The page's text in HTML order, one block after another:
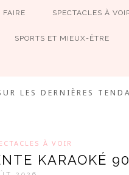
FAIRE SPECTACLES À
SPORTS ET MIEUX-ÊTRE
LES DERNIÈRES
À VOIR
KARAOKÉ